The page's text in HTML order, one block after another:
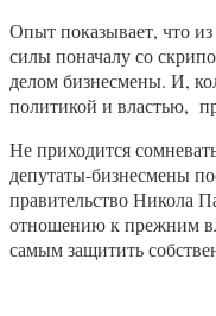
Опыт показывает, что
силы поначалу со
делом бизнесмены. И,
политикой и властью,
Не приходится
депутаты-бизнесмены
правительство Никола
отношению к прежним
самым защитить